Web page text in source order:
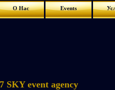
О Нас Events
7 SKY event agency